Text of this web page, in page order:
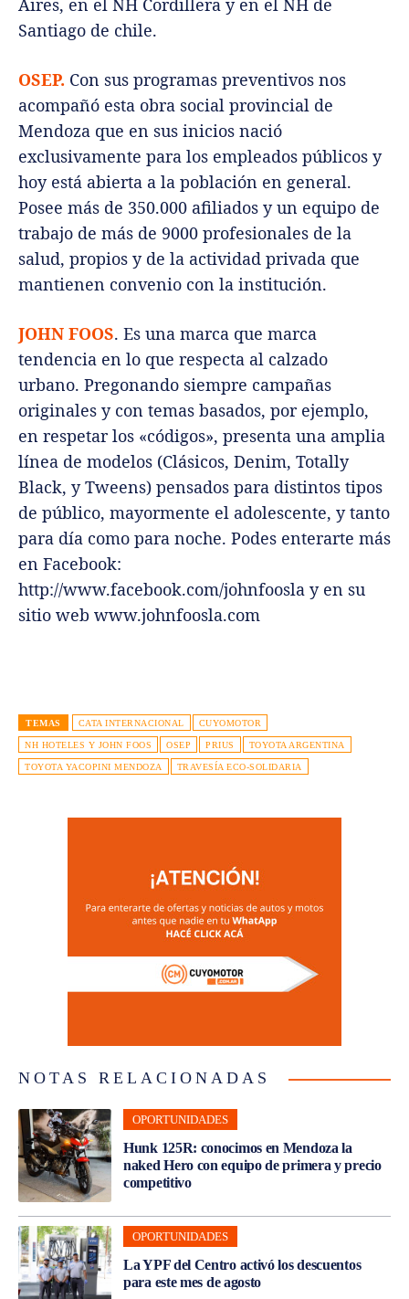
Santiago de chile.
OSEP. Con sus programas preventivos nos
acompañó esta obra social provincial de
Mendoza que en sus inicios nació
exclusivamente para los empleados públicos y
hoy está abierta a la población en general.
Posee más de 350.000 afiliados y un equipo de
trabajo de más de 9000 profesionales de la
salud, propios y de la actividad privada que
mantienen convenio con la institución.
JOHN FOOS. Es una marca que marca
tendencia en lo que respecta al calzado
urbano. Pregonando siempre campañas
originales y con temas basados, por ejemplo,
en respetar los «códigos», presenta una amplia
línea de modelos (Clásicos, Denim, Totally
Black, y Tweens) pensados para distintos tipos
de público, mayormente el adolescente, y tanto
para día como para noche. Podes enterarte más
en Facebook:
http://www.facebook.com/johnfoosla y en su
sitio web www.johnfoosla.com
TEMAS CATA INTERNACIONAL CUYOMOTOR
NH HOTELES Y JOHN FOOS OSEP PRIUS TOYOTA ARGENTINA
TOYOTA YACOPINI MENDOZA TRAVESÍA ECO-SOLIDARIA
NOTAS RELACIONADAS
OPORTUNIDADES
Hunk 125R: conocimos en Mendoza la
naked Hero con equipo de primera y precio
competitivo
OPORTUNIDADES
La YPF del Centro activó los descuentos
para este mes de agosto